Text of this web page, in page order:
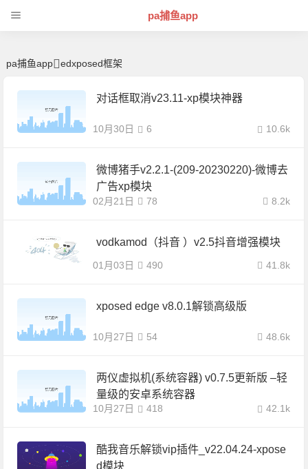
edxposed框架 | 芊芊精典-pa捕鱼app
pa捕鱼app
pa捕鱼app edxposed框架
对话框取消v23.11-xp模块神器
10月30日 10.6k
6
微博猪手v2.2.1-(209-20230220)-微博去
广告xp模块
02月21日 8.2k
78
vodkamod（抖音 ）v2.5抖音增强模块
01月03日 41.8k
490
xposed edge v8.0.1解锁高级版
10月27日 48.6k
54
两仪虚拟机(系统容器) v0.7.5更新版 –轻
量级的安卓系统容器
10月27日 42.1k
418
酷我音乐解锁vip插件_v22.04.24-xpose
d模块